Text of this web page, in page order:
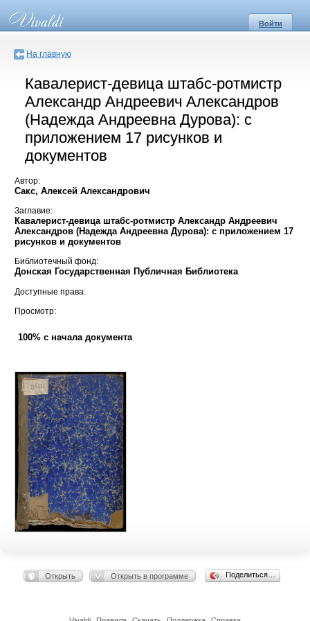
Войти
На главную
Кавалерист-девица штабс-ротмистр
Александр Андреевич Александров
(Надежда Андреевна Дурова): с
приложением 17 рисунков и
документов
Автор:
Сакс, Алексей Александрович
Заглавие:
Кавалерист-девица штабс-ротмистр Александр Андреевич
Александров (Надежда Андреевна Дурова): с приложением 17
рисунков и документов
Библиотечный фонд:
Донская Государственная Публичная Библиотека
Доступные права:
Просмотр:
100% с начала документа
Открыть Открыть в программе Поделиться…